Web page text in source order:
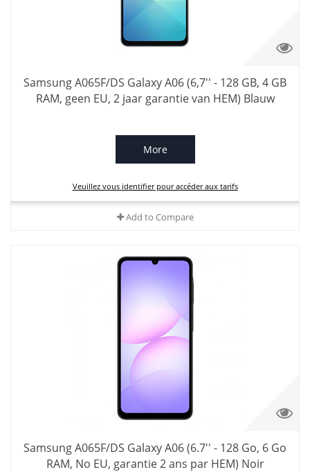
Samsung A065F/DS Galaxy A06 (6,7'' - 128 GB, 4 GB
RAM, geen EU, 2 jaar garantie van HEM) Blauw
More
Veuillez vous identifier pour accéder aux tarifs
Add to Compare
Samsung A065F/DS Galaxy A06 (6.7'' - 128 Go, 6 Go
RAM, No EU, garantie 2 ans par HEM) Noir